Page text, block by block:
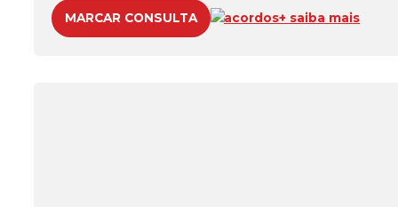
MARCAR CONSULTA acordos+ saiba mais